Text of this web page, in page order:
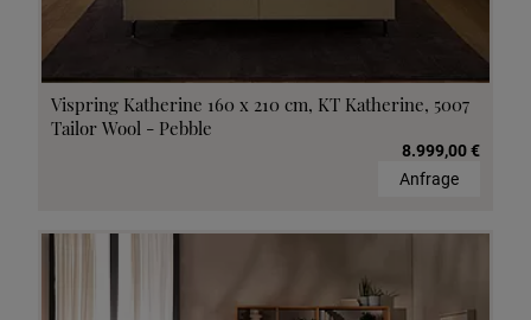
Vispring Katherine 160 x 210 cm, KT Katherine, 5007
Tailor Wool - Pebble
8.999,00 €
Anfrage